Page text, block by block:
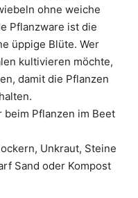
ohne weiche
Pflanzware ist die
üppige Blüte. Wer
kultivieren möchte,
damit die Pflanzen
Pflanzen im Beet
Unkraut, Steine
Sand oder Kompost